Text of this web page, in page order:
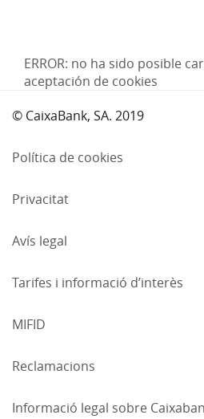
ERROR: no ha sido posible
aceptación de cookies
© CaixaBank, SA. 2019
Política de cookies
Privacitat(obre
Avís legal
Tarifes i informació d’interès
MIFID
Reclamacions
Informació legal sobre